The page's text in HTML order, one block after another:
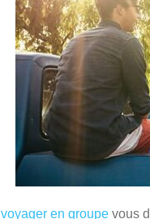
voyager en groupe vous